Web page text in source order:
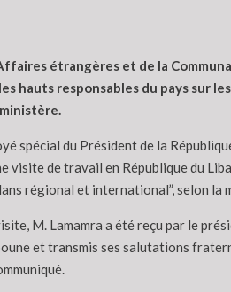
étrangères et de la
hauts responsables du pays sur
spécial du Président de la
visite de travail en République du
régional et international”, selon la
M. Lamamra a été reçu par le
et transmis ses salutations